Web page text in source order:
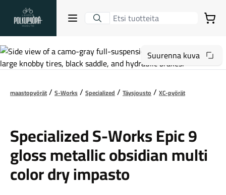
Lahden Polkupyörähuolto - etusivulle
Avaa sulje valikko
Hakutulokset
Ostoskori
Suurenna kuva
maastopyörät S-Works Specialized Täysjousto XC-pyörät
Specialized S-Works Epic 9
gloss metallic obsidian multi
color dry impasto